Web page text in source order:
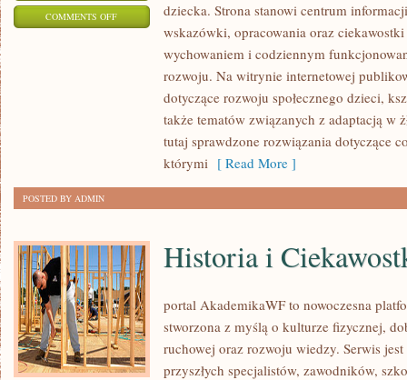
COMMENTS OFFON
dziecka. Strona stanowi centrum
wskazówki, opracowania oraz
wychowaniem i codziennym
rozwoju. Na witrynie internetowej
dotyczące rozwoju społecznego dzieci,
także tematów związanych z adaptacją w
tutaj sprawdzone rozwiązania dotyczące
którymi [ Read More ]
POSTED BY ADMIN
Historia i
portal AkademikaWF to nowoczesna
stworzona z myślą o kulturze fizycznej,
ruchowej oraz rozwoju wiedzy. Serwis
przyszłych specjalistów, zawodników,